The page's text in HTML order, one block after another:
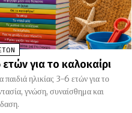
ετών για το καλοκαίρι
παιδιά ηλικίας 3-6 ετών για το
γνώση, συναίσθημα και